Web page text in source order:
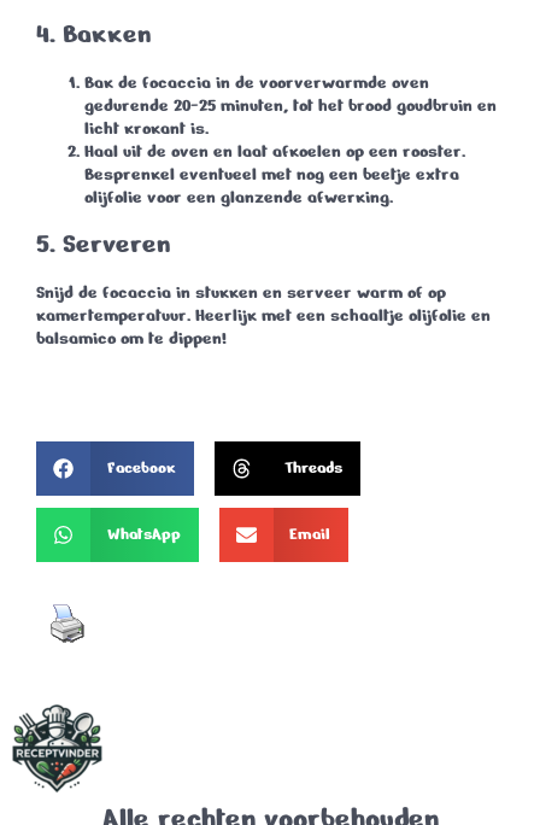
4. Bakken
Bak de focaccia in de voorverwarmde oven
gedurende 20-25 minuten, tot het brood goudbruin en
licht krokant is.
Haal uit de oven en laat afkoelen op een rooster.
Besprenkel eventueel met nog een beetje extra
olijfolie voor een glanzende afwerking.
5. Serveren
Snijd de focaccia in stukken en serveer warm of op
kamertemperatuur. Heerlijk met een schaaltje olijfolie en
balsamico om te dippen!
Facebook Threads
WhatsApp Email